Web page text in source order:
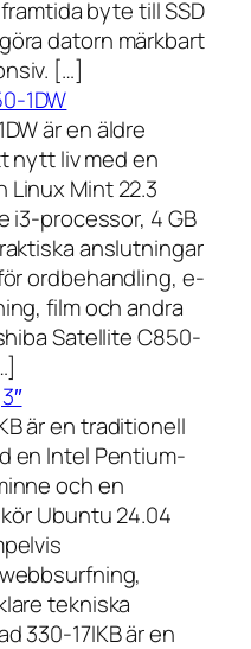
byte till SSD
datorn märkbart
[…]
1DW
är en äldre
nytt liv med en
Linux Mint 22.3
i3-processor, 4 GB
anslutningar
ordbehandling, e-
film och andra
Satellite C850-
är en traditionell
en Intel Pentium-
och en
Ubuntu 24.04
tekniska
330-17IKB är en